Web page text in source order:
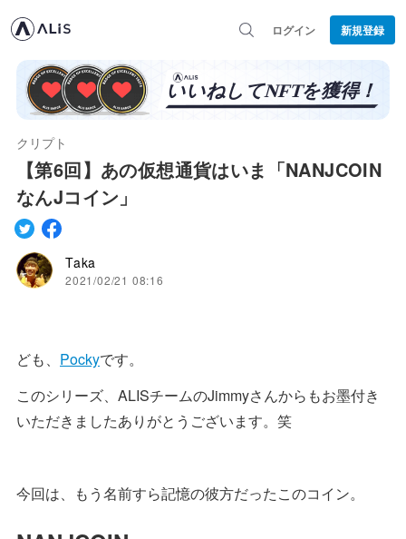
ログイン 新規登録
クリプト
【第6回】あの仮想通貨はいま「NANJCOIN
なんJコイン」
Taka
2021/02/21 08:16
ども、 Pockyです。
このシリーズ、ALISチームのJimmyさんからもお墨付き
いただきましたありがとうございます。笑
今回は、もう名前すら記憶の彼方だったこのコイン。